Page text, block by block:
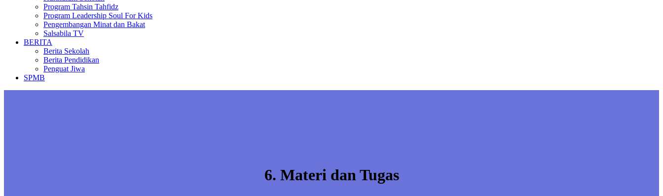
Program Tahsin Tahfidz
Program Leadership Soul For Kids
Pengembangan Minat dan Bakat
Salsabila TV
BERITA
Berita Sekolah
Berita Pendidikan
Penguat Jiwa
SPMB
6. Materi dan Tugas